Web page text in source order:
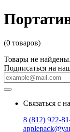
(0 товаров)
Товары не найдены.
Подписаться на
Связаться с
8 (812) 922-